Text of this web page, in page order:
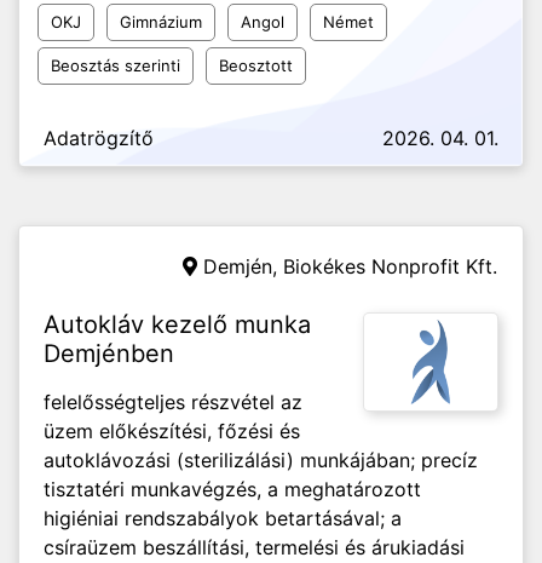
OKJ Gimnázium Angol Német
Beosztás szerinti Beosztott
Adatrögzítő 2026. 04. 01.
Demjén, Biokékes Nonprofit Kft.
Autokláv kezelő munka
Demjénben
felelősségteljes részvétel az
üzem előkészítési, főzési és
autoklávozási (sterilizálási) munkájában; precíz
tisztatéri munkavégzés, a meghatározott
higiéniai rendszabályok betartásával; a
csíraüzem beszállítási, termelési és árukiadási